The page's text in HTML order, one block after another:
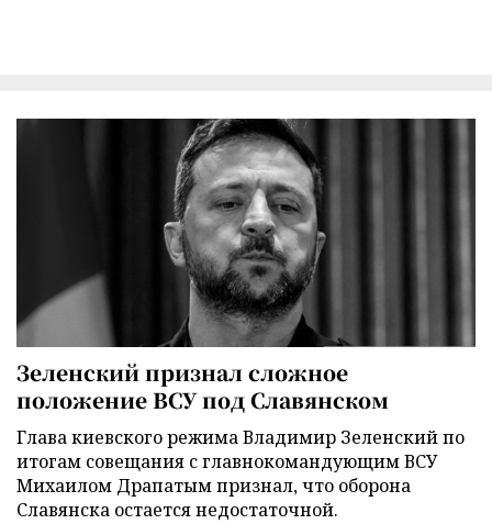
Зеленский признал сложное
положение ВСУ под Славянском
Глава киевского режима Владимир Зеленский по
итогам совещания с главнокомандующим ВСУ
Михаилом Драпатым признал, что оборона
Славянска остается недостаточной.